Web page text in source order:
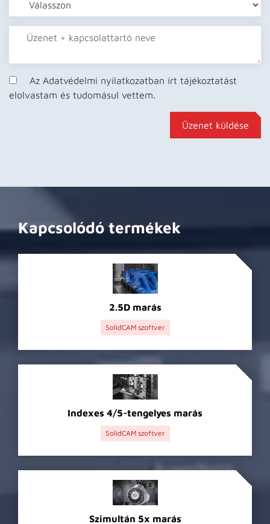
Az Adatvédelmi nyilatkozatban írt tájékoztatást
elolvastam és tudomásul vettem.
Üzenet küldése
Kapcsolódó termékek
2.5D marás
SolidCAM szoftver
Indexes 4/5-tengelyes marás
SolidCAM szoftver
Szimultán 5x marás